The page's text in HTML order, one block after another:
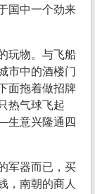
国中一个劲来
玩物。与飞船
市中的酒楼门
面拖着做招牌
热气球飞起
生意兴隆通四
军器而已，买
，南朝的商人